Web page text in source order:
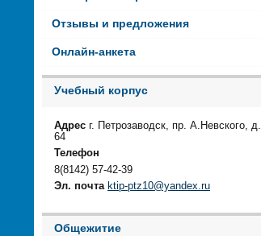
Отзывы и предложения
Онлайн-анкета
Учебный корпус
Адрес г. Петрозаводск, пр. А.Невского, д.
64
Телефон
8(8142) 57-42-39
Эл. почта ktip-ptz10@yandex.ru
Общежитие